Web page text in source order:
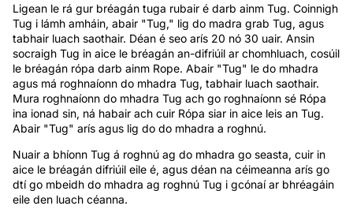
Ligean le rá gur bréagán tuga rubair é darb ainm Tug. Coinnigh
Tug i lámh amháin, abair "Tug," lig do madra grab Tug, agus
tabhair luach saothair. Déan é seo arís 20 nó 30 uair. Ansin
socraigh Tug in aice le bréagán an-difriúil ar chomhluach, cosúil
le bréagán rópa darb ainm Rope. Abair "Tug" le do mhadra
agus má roghnaíonn do mhadra Tug, tabhair luach saothair.
Mura roghnaíonn do mhadra Tug ach go roghnaíonn sé Rópa
ina ionad sin, ná habair ach cuir Rópa siar in aice leis an Tug.
Abair "Tug" arís agus lig do do mhadra a roghnú.
Nuair a bhíonn Tug á roghnú ag do mhadra go seasta, cuir in
aice le bréagán difriúil eile é, agus déan na céimeanna arís go
dtí go mbeidh do mhadra ag roghnú Tug i gcónaí ar bhréagáin
eile den luach céanna.